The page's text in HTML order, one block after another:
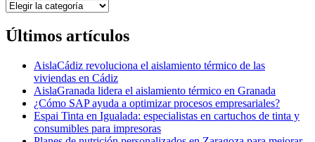
Categorías
Últimos artículos
AislaCádiz revoluciona el aislamiento térmico de las
viviendas en Cádiz
AislaGranada lidera el aislamiento térmico en Granada
¿Cómo SAP ayuda a optimizar procesos empresariales?
Espai Tinta en Igualada: especialistas en cartuchos de tinta y
consumibles para impresoras